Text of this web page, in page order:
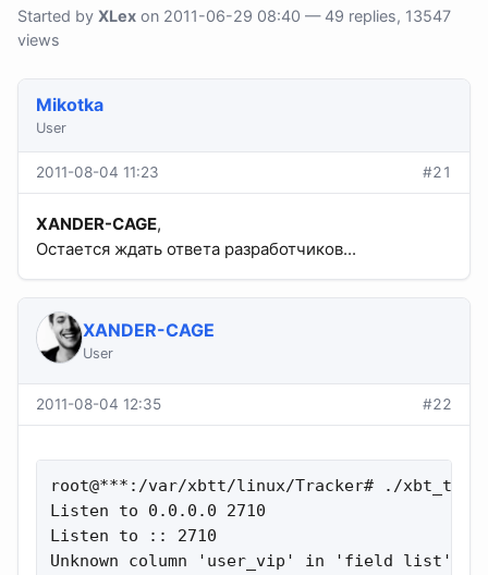
Started by XLex on 2011-06-29 08:40 — 49 replies, 13547
views
Mikotka
User
2011-08-04 11:23 #21
XANDER-CAGE,
Остается ждать ответа разработчиков...
XANDER-CAGE
User
2011-08-04 12:35 #22
root@***:/var/xbtt/linux/Tracker# ./
Listen to 0.0.0.0 2710
Listen to :: 2710
Unknown column 'user_vip' in 'field list'